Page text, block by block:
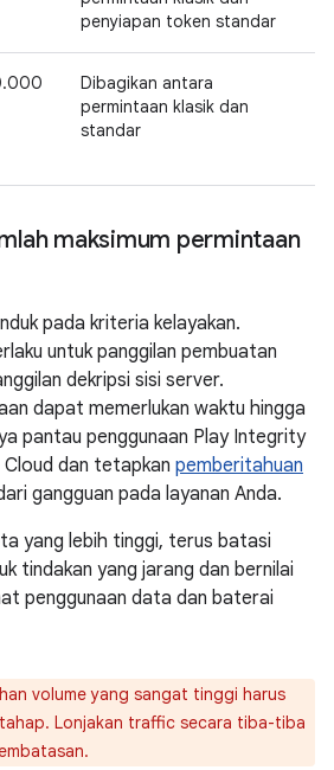
penyiapan token standar
Dibagikan antara
permintaan klasik dan
standar
maksimum permintaan
pada kriteria kelayakan.
untuk panggilan pembuatan
dekripsi sisi server.
dapat memerlukan waktu hingga
pantau penggunaan Play Integrity
dan tetapkan pemberitahuan
gangguan pada layanan Anda.
yang lebih tinggi, terus batasi
tindakan yang jarang dan bernilai
penggunaan data dan baterai
volume yang sangat tinggi harus
Lonjakan traffic secara tiba-tiba